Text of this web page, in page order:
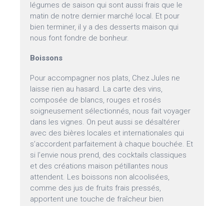
légumes de saison qui sont aussi frais que le
matin de notre dernier marché local. Et pour
bien terminer, il y a des desserts maison qui
nous font fondre de bonheur.
Boissons
Pour accompagner nos plats, Chez Jules ne
laisse rien au hasard. La carte des vins,
composée de blancs, rouges et rosés
soigneusement sélectionnés, nous fait voyager
dans les vignes. On peut aussi se désaltérer
avec des bières locales et internationales qui
s’accordent parfaitement à chaque bouchée. Et
si l’envie nous prend, des cocktails classiques
et des créations maison pétillantes nous
attendent. Les boissons non alcoolisées,
comme des jus de fruits frais pressés,
apportent une touche de fraîcheur bien